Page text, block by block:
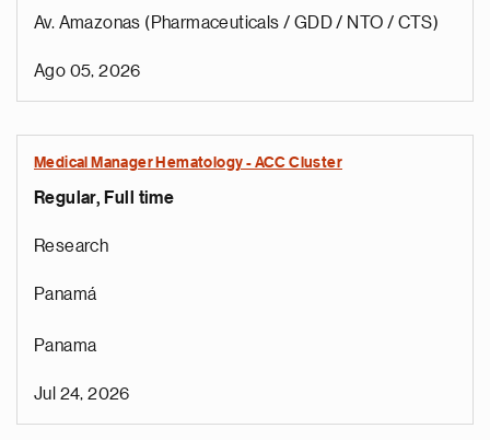
Av. Amazonas (Pharmaceuticals / GDD / NTO / CTS)
Ago 05, 2026
Medical Manager Hematology - ACC Cluster
Regular, Full time
Research
Panamá
Panama
Jul 24, 2026